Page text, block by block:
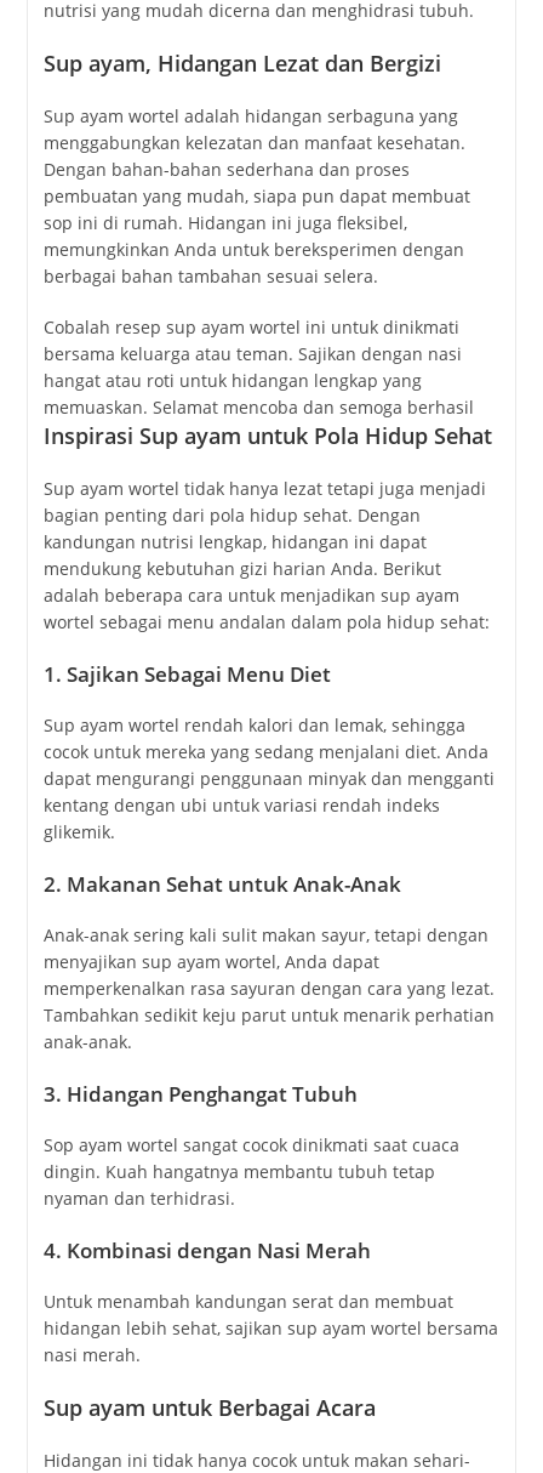
nutrisi yang mudah dicerna dan menghidrasi tubuh.
Sup ayam, Hidangan Lezat dan Bergizi
Sup ayam wortel adalah hidangan serbaguna yang
menggabungkan kelezatan dan manfaat kesehatan.
Dengan bahan-bahan sederhana dan proses
pembuatan yang mudah, siapa pun dapat membuat
sop ini di rumah. Hidangan ini juga fleksibel,
memungkinkan Anda untuk bereksperimen dengan
berbagai bahan tambahan sesuai selera.
Cobalah resep sup ayam wortel ini untuk dinikmati
bersama keluarga atau teman. Sajikan dengan nasi
hangat atau roti untuk hidangan lengkap yang
memuaskan. Selamat mencoba dan semoga berhasil
Inspirasi Sup ayam untuk Pola Hidup Sehat
Sup ayam wortel tidak hanya lezat tetapi juga menjadi
bagian penting dari pola hidup sehat. Dengan
kandungan nutrisi lengkap, hidangan ini dapat
mendukung kebutuhan gizi harian Anda. Berikut
adalah beberapa cara untuk menjadikan sup ayam
wortel sebagai menu andalan dalam pola hidup sehat:
1. Sajikan Sebagai Menu Diet
Sup ayam wortel rendah kalori dan lemak, sehingga
cocok untuk mereka yang sedang menjalani diet. Anda
dapat mengurangi penggunaan minyak dan mengganti
kentang dengan ubi untuk variasi rendah indeks
glikemik.
2. Makanan Sehat untuk Anak-Anak
Anak-anak sering kali sulit makan sayur, tetapi dengan
menyajikan sup ayam wortel, Anda dapat
memperkenalkan rasa sayuran dengan cara yang lezat.
Tambahkan sedikit keju parut untuk menarik perhatian
anak-anak.
3. Hidangan Penghangat Tubuh
Sop ayam wortel sangat cocok dinikmati saat cuaca
dingin. Kuah hangatnya membantu tubuh tetap
nyaman dan terhidrasi.
4. Kombinasi dengan Nasi Merah
Untuk menambah kandungan serat dan membuat
hidangan lebih sehat, sajikan sup ayam wortel bersama
nasi merah.
Sup ayam untuk Berbagai Acara
Hidangan ini tidak hanya cocok untuk makan sehari-